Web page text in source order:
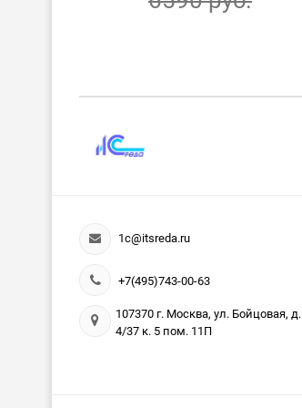
1c@itsreda.ru
+7(495)743-00-63
107370 г. Москва, ул. Бойцовая, д.
4/37 к. 5 пом. 11П